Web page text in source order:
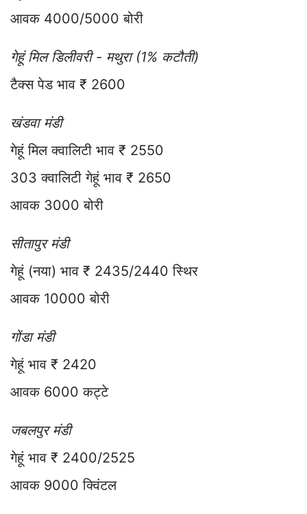
आवक 4000/5000 बोरी
गेहूं मिल डिलीवरी - मथुरा (1% कटौती)
टैक्स पेड भाव ₹ 2600
खंडवा मंडी
गेहूं मिल क्वालिटी भाव ₹ 2550
303 क्वालिटी गेहूं भाव ₹ 2650
आवक 3000 बोरी
सीतापुर मंडी
गेहूं (नया) भाव ₹ 2435/2440 स्थिर
आवक 10000 बोरी
गोंडा मंडी
गेहूं भाव ₹ 2420
आवक 6000 कट्टे
जबलपुर मंडी
गेहूं भाव ₹ 2400/2525
आवक 9000 क्विंटल